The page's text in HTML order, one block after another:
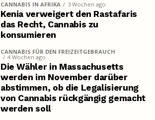
CANNABIS IN AFRIKA 3 Wochen ago
Kenia verweigert den Rastafaris
das Recht, Cannabis zu
konsumieren
CANNABIS FÜR DEN FREIZEITGEBRAUCH
4 Wochen ago
Die Wähler in Massachusetts
werden im November darüber
abstimmen, ob die Legalisierung
von Cannabis rückgängig gemacht
werden soll